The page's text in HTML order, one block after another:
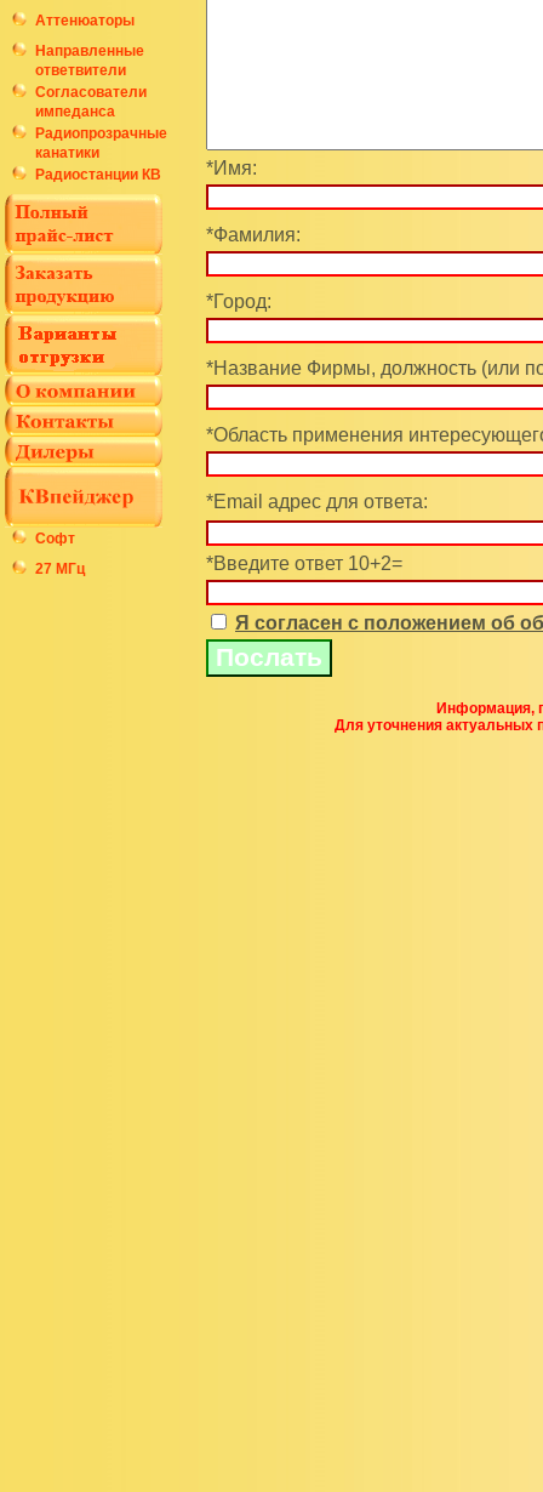
Аттенюаторы
Направленные
ответвители
Согласователи
импеданса
Радиопрозрачные
канатики
Радиостанции КВ
Софт
27 МГц
*Имя:
*Фамилия:
*Город:
*Название Фирмы, должность (или
*Область применения
*Email адрес для ответа:
*Введите ответ 10+2=
Я согласен с положением об
Информация,
Для уточнения актуальных